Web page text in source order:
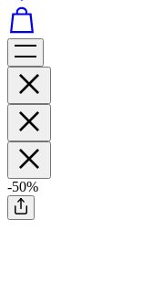
-50%